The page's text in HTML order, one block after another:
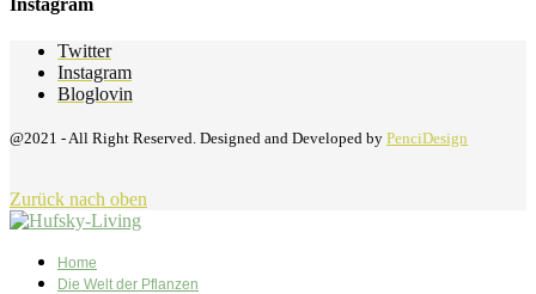
Twitter
Instagram
Bloglovin
@2021 - All Right Reserved. Designed and Developed by PenciDesign
Zurück nach oben
Home
Die Welt der Pflanzen